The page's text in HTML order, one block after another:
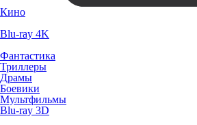
Кино
Blu-ray 4K
Фантастика
Триллеры
Драмы
Боевики
Мультфильмы
Blu-ray 3D